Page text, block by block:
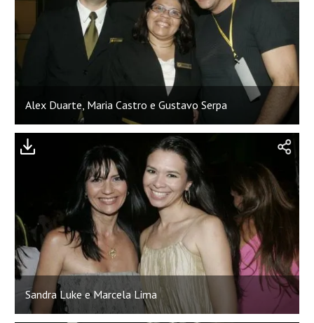
Alex Duarte, Maria Castro e Gustavo Serpa
Sandra Luke e Marcela Lima